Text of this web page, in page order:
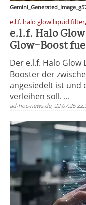
e.l.f. halo glow liquid filter,
e.l.f. Halo
Glow-Boost
Der e.l.f. Halo
Booster der
angesiedelt ist und
verleihen soll. ...
ad-hoc-news.de, 22.07.26